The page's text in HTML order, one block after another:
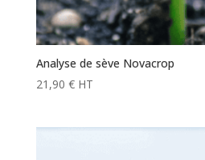
Analyse de sève Novacrop
21,90 € HT